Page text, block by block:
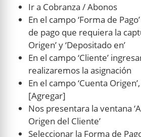
Ir a Cobranza / Abonos
En el campo ‘Forma de
de pago que requiera la
Origen’ y ‘Depositado en’
En el campo ‘Cliente’
realizaremos la asignación
En el campo ‘Cuenta
[Agregar]
Nos presentara la ventana
Origen del Cliente’
Seleccionar la Forma de